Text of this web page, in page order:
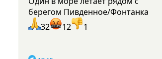
берегом Пивденное/Фонтанка
32
12 1